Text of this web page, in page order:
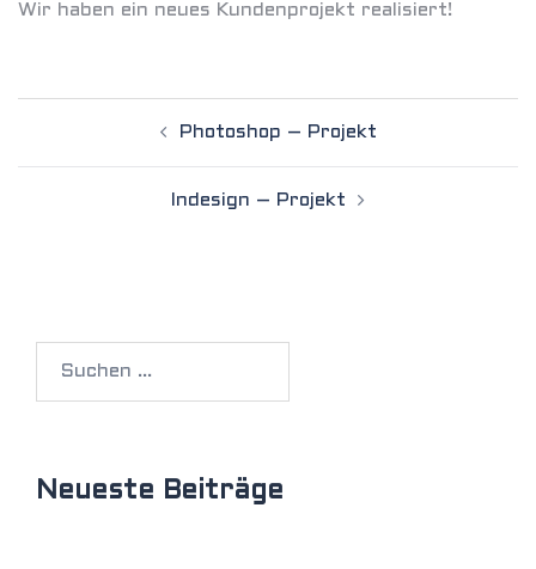
Wir haben ein neues Kundenprojekt realisiert!
Photoshop – Projekt
Indesign – Projekt
Neueste Beiträge